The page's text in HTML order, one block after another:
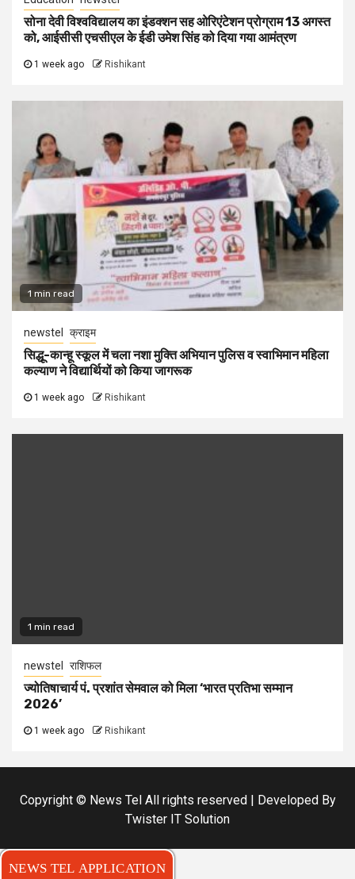
सोना देवी विश्वविद्यालय का इंडक्शन सह ओरिएंटेशन प्रोग्राम 13 अगस्त
को, आईसीसी एचसीएल के ईडी उमेश सिंह को दिया गया आमंत्रण
1 week ago Rishikant
1 min read
newstel क्राइम
सिद्धू-कान्हू स्कूल में चला नशा मुक्ति अभियान पुलिस व स्वाभिमान महिला
कल्याण ने विद्यार्थियों को किया जागरूक
1 week ago Rishikant
1 min read
newstel राशिफल
ज्योतिषाचार्य पं. प्रशांत सेमवाल को मिला ‘भारत प्रतिभा सम्मान
2026’
1 week ago Rishikant
Copyright © News Tel All rights reserved | Developed By
Twister IT Solution
NEWS TEL APPLICATION